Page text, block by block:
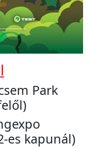
Park
es kapunál)